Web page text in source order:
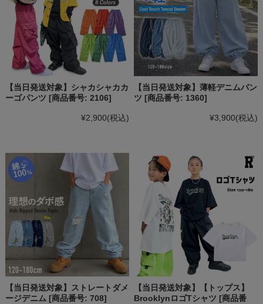
【当日発送対象】シャカシャカカ
ーゴパンツ [商品番号: 2106]
¥2,900(税込)
【当日発送対象】薄軽デニムパン
ツ [商品番号: 1360]
¥3,900(税込)
【当日発送対象】ストレートダメ
ージデニム [商品番号: 708]
【当日発送対象】【トップス】
BrooklynロゴTシャツ [商品番